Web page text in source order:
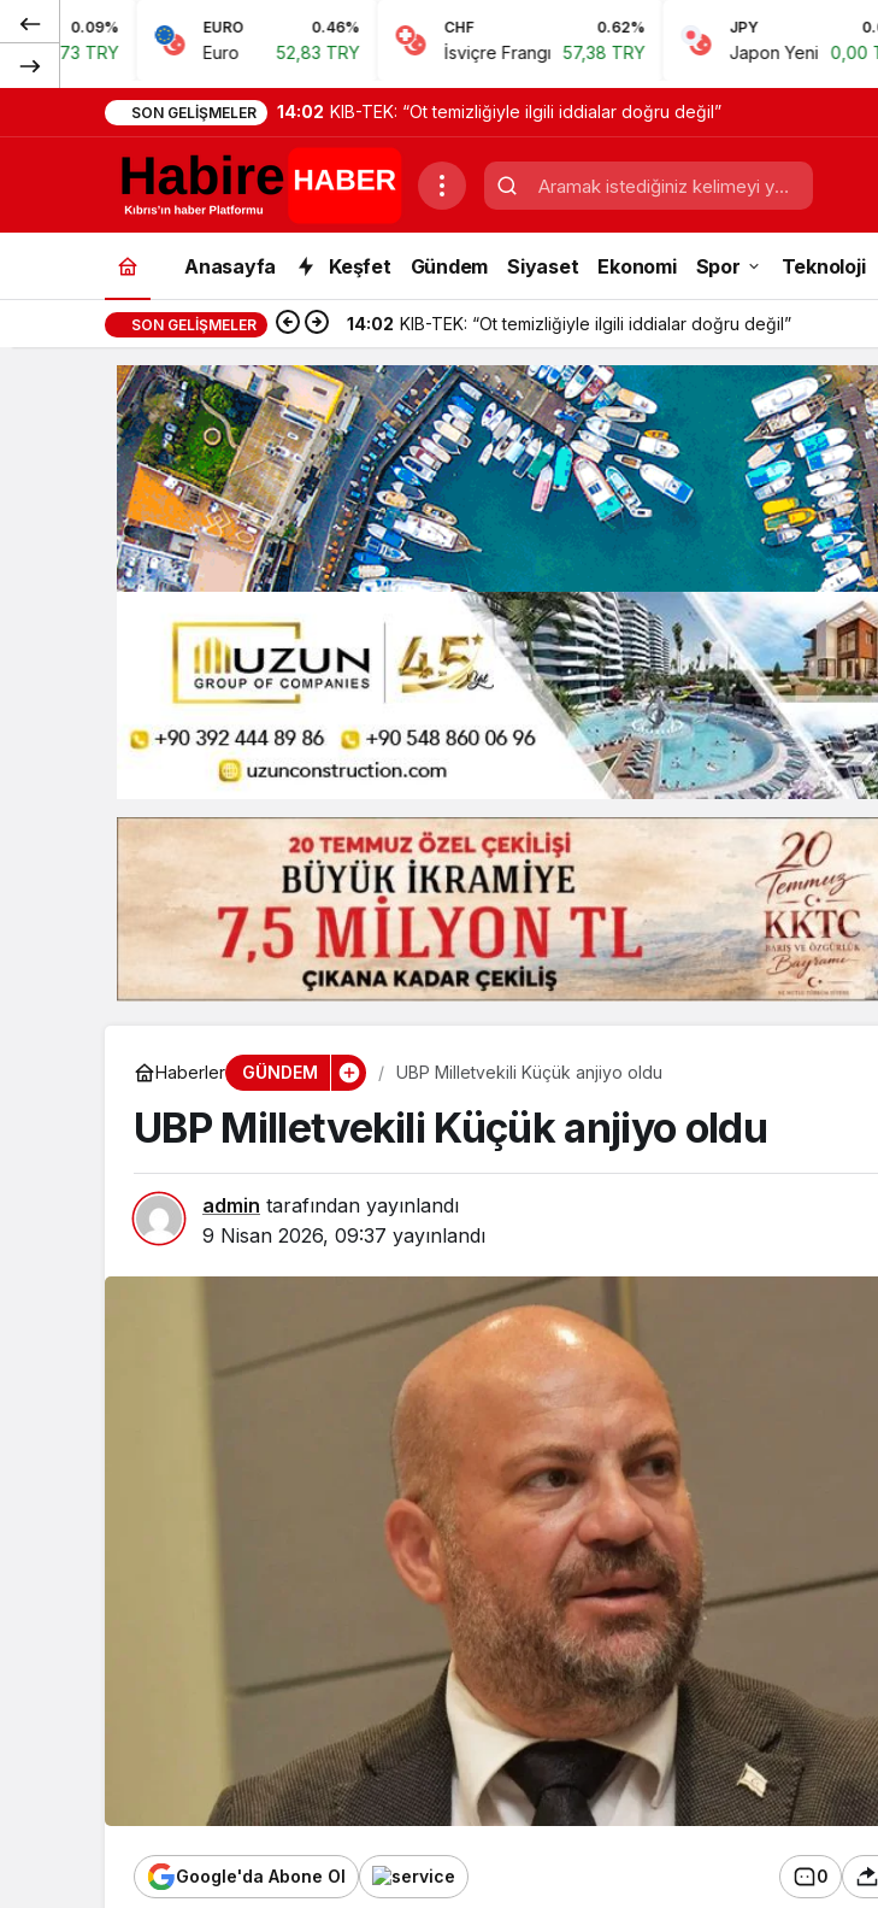
EURO 0.46%
Euro 52,83 TRY
0.62%
İsviçre Frangı 57,38 TRY
0.01%
Japon Yeni 0,00 TRY İngiliz
SON GELIŞMELER 14:02 KIB-TEK: “Ot temizliğiyle ilgili iddialar doğru değil”
Anasayfa Keşfet Gündem Siyaset Ekonomi Spor Teknoloji
SON GELIŞMELER 14:02 KIB-TEK: “Ot temizliğiyle ilgili iddialar doğru değil”
Haberler GÜNDEM UBP Milletvekili Küçük anjiyo oldu
UBP Milletvekili Küçük anjiyo oldu
admin tarafından yayınlandı
9 Nisan 2026, 09:37 yayınlandı
Google'da Abone Ol 0